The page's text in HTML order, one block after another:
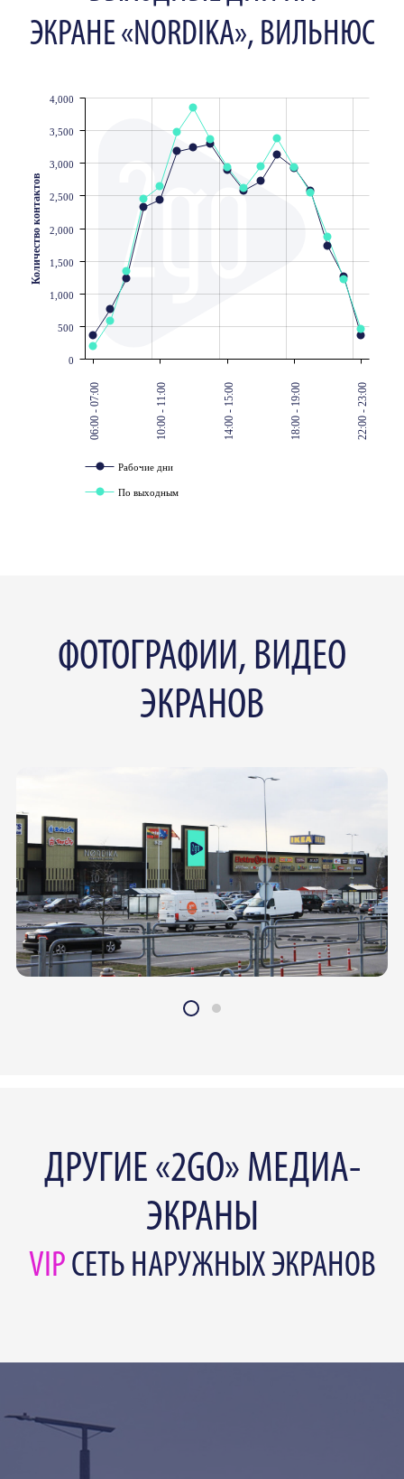
ЭКРАНЕ «NORDIKA», ВИЛЬНЮС
06:00 - 07:00 10:00 - 11:00 14:00 - 15:00 18:00 - 19:00 22:00 - 23:00
0
500
1,000
1,500
2,000
2,500
3,000
3,500
4,000
Количество контактов
Рабочие дни
По выходным
ФОТОГРАФИИ, ВИДЕО
ЭКРАНОВ
ДРУГИЕ «2GO» МЕДИА-
ЭКРАНЫ
VIP СЕТЬ НАРУЖНЫХ ЭКРАНОВ